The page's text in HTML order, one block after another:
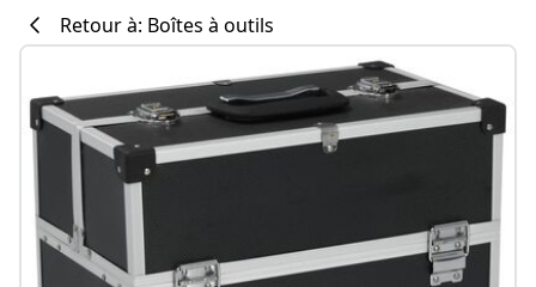
Retour à: Boîtes à outils